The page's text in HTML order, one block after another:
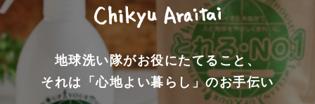
地球洗い隊がお役にたてること、
それは「心地よい暮らし」のお手伝い